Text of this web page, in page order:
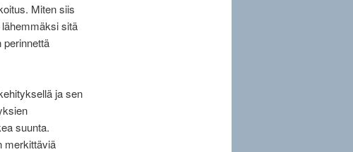
Miten siis
sitä
perinnettä
ja sen
suunta.
merkittäviä